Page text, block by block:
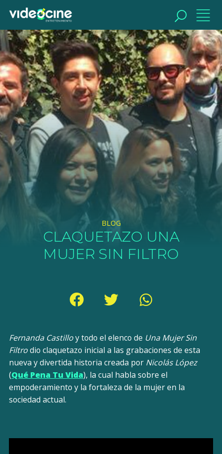
BUSCAR
BLOG
CLAQUETAZO UNA
MUJER SIN FILTRO
Fernanda Castilloy todo el elenco de Una Mujer Sin
Filtrodio claquetazo inicial a las grabaciones de esta
nueva y divertida historia creada por Nicolás López
(Qué Pena Tu Vida), la cual habla sobre el
empoderamiento y la fortaleza de la mujer en la
sociedad actual.